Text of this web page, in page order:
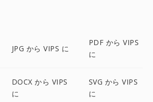
JPG から VIPS に
PDF から VIPS
に
DOCX から VIPS
に
SVG から VIPS
に